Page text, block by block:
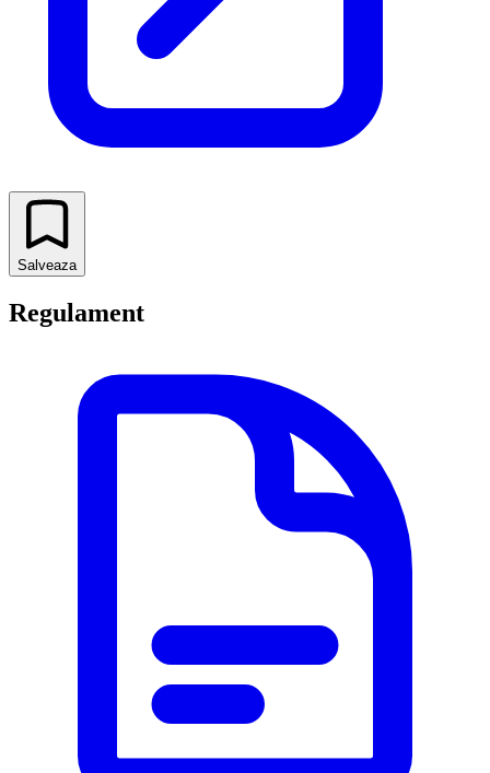
Salveaza
Regulament